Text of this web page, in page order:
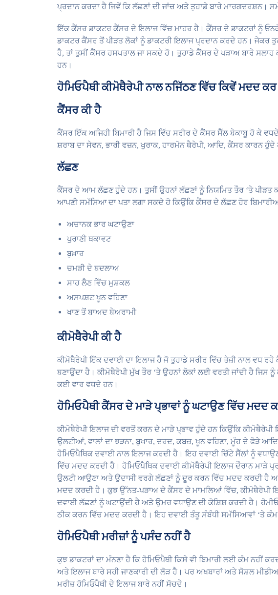
ਪ੍ਰਦਾਨ ਕਰਦਾ ਹੈ ਜਿਵੇਂ ਕਿ ਲੱਛਣਾਂ ਦੀ ਜਾਂਚ ਅਤੇ ਤੁਹਾਡੇ ਬਾਰੇ ਮਾਰਗਦਰਸ਼ਨ।
ਇੱਕ ਕੈਂਸਰ ਡਾਕਟਰ ਕੈਂਸਰ ਦੇ ਇਲਾਜ ਵਿੱਚ ਮਾਹਰ ਹੈ। ਕੈਂਸਰ ਦੇ ਡਾਕਟਰਾਂ ਨੂੰ
ਡਾਕਟਰ ਕੈਂਸਰ ਤੋਂ ਪੀੜਤ ਲੋਕਾਂ ਨੂੰ ਡਾਕਟਰੀ ਇਲਾਜ ਪ੍ਰਦਾਨ ਕਰਦੇ ਹਨ। ਜੇਕਰ
ਹੈ, ਤਾਂ ਤੁਸੀਂ ਕੈਂਸਰ ਹਸਪਤਾਲ ਜਾ ਸਕਦੇ ਹੋ। ਤੁਹਾਡੇ ਕੈਂਸਰ ਦੇ ਪੜਾਅ ਬਾਰੇ
ਹਨ।
ਹੋਮਿਓਪੈਥੀ ਕੀਮੋਥੈਰੇਪੀ ਨਾਲ ਨਜਿੱਠਣ ਵਿੱਚ ਕਿਵੇਂ ਮਦਦ
ਕੈਂਸਰ ਕੀ ਹੈ
ਕੈਂਸਰ ਇੱਕ ਅਜਿਹੀ ਬਿਮਾਰੀ ਹੈ ਜਿਸ ਵਿੱਚ ਸਰੀਰ ਦੇ ਕੈਂਸਰ ਸੈੱਲ ਬੇਕਾਬੂ ਹੋ ਕੇ
ਸ਼ਰਾਬ ਦਾ ਸੇਵਨ, ਭਾਰੀ ਵਜ਼ਨ, ਖੁਰਾਕ, ਹਾਰਮੋਨ ਥੈਰੇਪੀ, ਆਦਿ, ਕੈਂਸਰ ਕਾਰਨ ਹੁੰਦੇ
ਲੱਛਣ
ਕੈਂਸਰ ਦੇ ਆਮ ਲੱਛਣ ਹੁੰਦੇ ਹਨ। ਤੁਸੀਂ ਉਹਨਾਂ ਲੱਛਣਾਂ ਨੂੰ ਨਿਯਮਿਤ ਤੌਰ ‘ਤੇ
ਆਪਣੀ ਸਮੱਸਿਆ ਦਾ ਪਤਾ ਲਗਾ ਸਕਦੇ ਹੋ ਕਿਉਂਕਿ ਕੈਂਸਰ ਦੇ ਲੱਛਣ ਹੋਰ
ਅਚਾਨਕ ਭਾਰ ਘਟਾਉਣਾ
ਪੁਰਾਣੀ ਥਕਾਵਟ
ਬੁਖ਼ਾਰ
ਚਮੜੀ ਦੇ ਬਦਲਾਅ
ਸਾਹ ਲੈਣ ਵਿੱਚ ਮੁਸ਼ਕਲ
ਅਸਪਸ਼ਟ ਖੂਨ ਵਹਿਣਾ
ਖਾਣ ਤੋਂ ਬਾਅਦ ਬੇਅਰਾਮੀ
ਕੀਮੋਥੈਰੇਪੀ ਕੀ ਹੈ
ਕੀਮੋਥੈਰੇਪੀ ਇੱਕ ਦਵਾਈ ਦਾ ਇਲਾਜ ਹੈ ਜੋ ਤੁਹਾਡੇ ਸਰੀਰ ਵਿੱਚ ਤੇਜ਼ੀ ਨਾਲ ਵਧ
ਬਣਾਉਂਦਾ ਹੈ। ਕੀਮੋਥੈਰੇਪੀ ਮੁੱਖ ਤੌਰ ‘ਤੇ ਉਹਨਾਂ ਲੋਕਾਂ ਲਈ ਵਰਤੀ ਜਾਂਦੀ ਹੈ ਜਿਸ
ਕਈ ਵਾਰ ਵਧਦੇ ਹਨ।
ਹੋਮਿਓਪੈਥੀ ਕੈਂਸਰ ਦੇ ਮਾੜੇ ਪ੍ਭਾਵਾਂ ਨੂੰ ਘਟਾਉਣ ਵਿੱਚ ਮਦਦ
ਕੀਮੋਥੈਰੇਪੀ ਇਲਾਜ ਦੀ ਵਰਤੋਂ ਕਰਨ ਦੇ ਮਾੜੇ ਪ੍ਭਾਵ ਹੁੰਦੇ ਹਨ ਕਿਉਂਕਿ
ਉਲਟੀਆਂ, ਵਾਲਾਂ ਦਾ ਝੜਨਾ, ਬੁਖਾਰ, ਦਰਦ, ਕਬਜ਼, ਖੂਨ ਵਹਿਣਾ, ਮੂੰਹ ਦੇ ਫੋੜੇ
ਹੋਮਿਓਪੈਥਿਕ ਦਵਾਈ ਨਾਲ ਇਲਾਜ ਕਰਦੀ ਹੈ। ਇਹ ਦਵਾਈ ਚਿੱਟੇ ਸੈੱਲਾਂ ਨੂੰ
ਵਿੱਚ ਮਦਦ ਕਰਦੀ ਹੈ। ਹੋਮਿਓਪੈਥਿਕ ਦਵਾਈ ਕੀਮੋਥੈਰੇਪੀ ਇਲਾਜ ਦੌਰਾਨ ਮਾੜੇ
ਉਲਟੀ ਆਉਣਾ ਅਤੇ ਉਦਾਸੀ ਵਰਗੇ ਲੱਛਣਾਂ ਨੂੰ ਦੂਰ ਕਰਨ ਵਿੱਚ ਮਦਦ ਕਰਦੀ ਹੈ
ਮਦਦ ਕਰਦੀ ਹੈ। ਕੁਝ ਉੱਨਤ-ਪੜਾਅ ਦੇ ਕੈਂਸਰ ਦੇ ਮਾਮਲਿਆਂ ਵਿੱਚ, ਕੀਮੋਥੈਰੇਪੀ
ਦਵਾਈ ਲੱਛਣਾਂ ਨੂੰ ਘਟਾਉਂਦੀ ਹੈ ਅਤੇ ਉਮਰ ਵਧਾਉਣ ਦੀ ਕੋਸ਼ਿਸ਼ ਕਰਦੀ ਹੈ।
ਠੀਕ ਕਰਨ ਵਿੱਚ ਮਦਦ ਕਰਦੀ ਹੈ। ਇਹ ਦਵਾਈ ਤੰਤੂ ਸੰਬੰਧੀ ਸਮੱਸਿਆਵਾਂ ‘ਤੇ
ਹੋਮਿਓਪੈਥੀ ਮਰੀਜ਼ਾਂ ਨੂੰ ਪਸੰਦ ਨਹੀਂ ਹੈ
ਕੁਝ ਡਾਕਟਰਾਂ ਦਾ ਮੰਨਣਾ ਹੈ ਕਿ ਹੋਮਿਓਪੈਥੀ ਕਿਸੇ ਵੀ ਬਿਮਾਰੀ ਲਈ ਕੰਮ ਨਹੀਂ
ਅਤੇ ਇਲਾਜ ਬਾਰੇ ਸਹੀ ਜਾਣਕਾਰੀ ਦੀ ਲੋੜ ਹੈ। ਪਰ ਅਖਬਾਰਾਂ ਅਤੇ ਸੋਸ਼ਲ
ਮਰੀਜ਼ ਹੋਮਿਓਪੈਥੀ ਦੇ ਇਲਾਜ ਬਾਰੇ ਨਹੀਂ ਸੋਚਦੇ।